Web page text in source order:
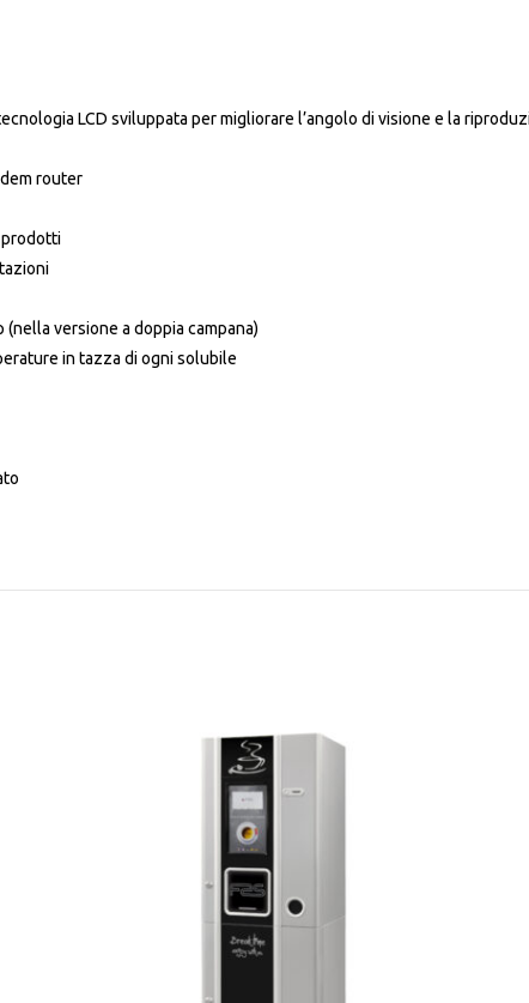
LCD sviluppata per migliorare l’angolo di visione e la
router
prodotti
versione a doppia campana)
in tazza di ogni solubile